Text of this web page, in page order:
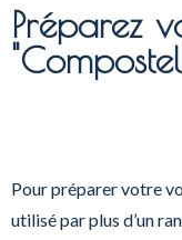
Préparez
Pour préparer votre
utilisé par plus d’un